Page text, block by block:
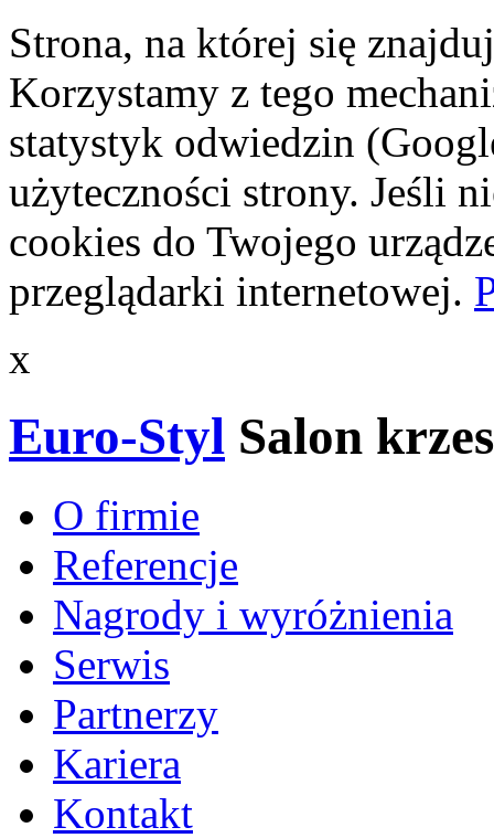
Strona, na której się
Korzystamy z tego
statystyk odwiedzin
użyteczności strony. Jeśli
cookies do Twojego
przeglądarki internetowej.
x
Euro-Styl Salon
O firmie
Referencje
Nagrody i wyróżnienia
Serwis
Partnerzy
Kariera
Kontakt